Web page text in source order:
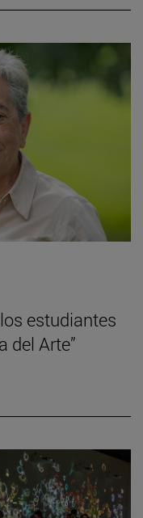
estudiantes
del Arte”